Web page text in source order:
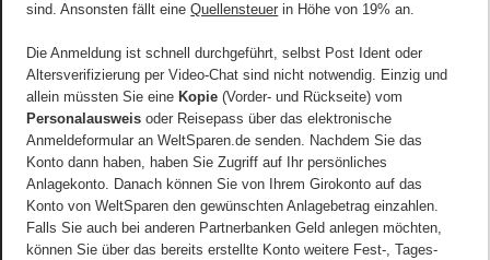
sind. Ansonsten fällt eineQuellensteuer in Höhe von 19% an.
Die Anmeldung ist schnell durchgeführt, selbst Post Ident oder
Altersverifizierung per Video-Chat sind nicht notwendig. Einzig und
allein müssten Sie eine Kopie (Vorder- und Rückseite) vom
Personalausweis oder Reisepass über das elektronische
Anmeldeformular an WeltSparen.de senden. Nachdem Sie das
Konto dann haben, haben Sie Zugriff auf Ihr persönliches
Anlagekonto. Danach können Sie von Ihrem Girokonto auf das
Konto von WeltSparen den gewünschten Anlagebetrag einzahlen.
Falls Sie auch bei anderen Partnerbanken Geld anlegen möchten,
können Sie über das bereits erstellte Konto weitere Fest-, Tages-